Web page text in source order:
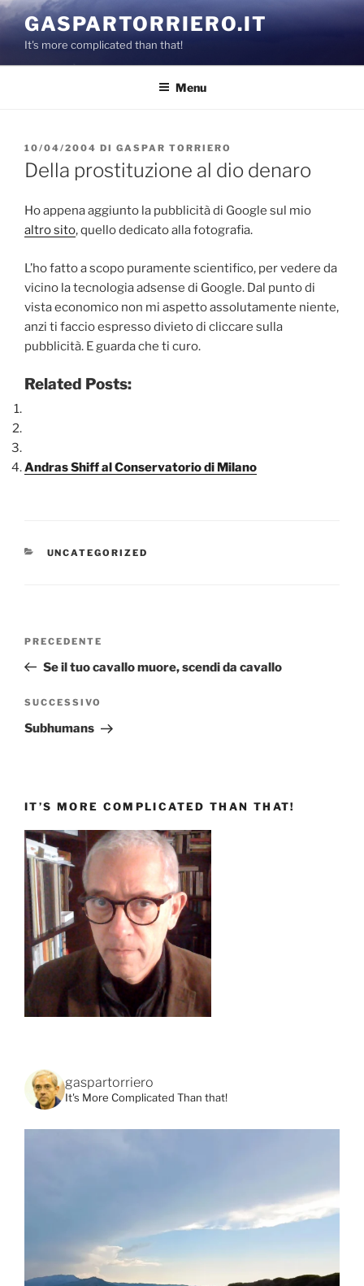
Salta
al
contenuto
GASPARTORRIERO.IT
It's more complicated than that!
Menu
PUBBLICATO
IL
10/04/2004 DI GASPAR TORRIERO
Della prostituzione al dio denaro
Ho appena aggiunto la pubblicità di Google sul mio
altro sito, quello dedicato alla fotografia.
L’ho fatto a scopo puramente scientifico, per vedere da
vicino la tecnologia adsense di Google. Dal punto di
vista economico non mi aspetto assolutamente niente,
anzi ti faccio espresso divieto di cliccare sulla
pubblicità. E guarda che ti curo.
Related Posts:
Andras Shiff al Conservatorio di Milano
CATEGORIE
UNCATEGORIZED
Articolo
precedente:
PRECEDENTE
Se il tuo cavallo muore, scendi da cavallo
Articolo
successivo
SUCCESSIVO
Subhumans
IT’S MORE COMPLICATED THAN THAT!
gaspartorriero
It's More Complicated Than that!